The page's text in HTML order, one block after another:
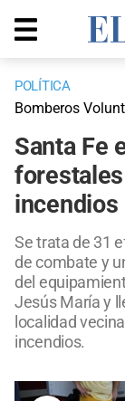
POLÍTICA
Bomberos
Santa Fe
incendios
Se trata de 31
de combate y
del
Jesús María y
localidad
incendios.